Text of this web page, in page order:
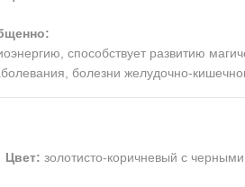
способствует развитию
болезни желудочно-
Цвет: золотисто-коричневый с